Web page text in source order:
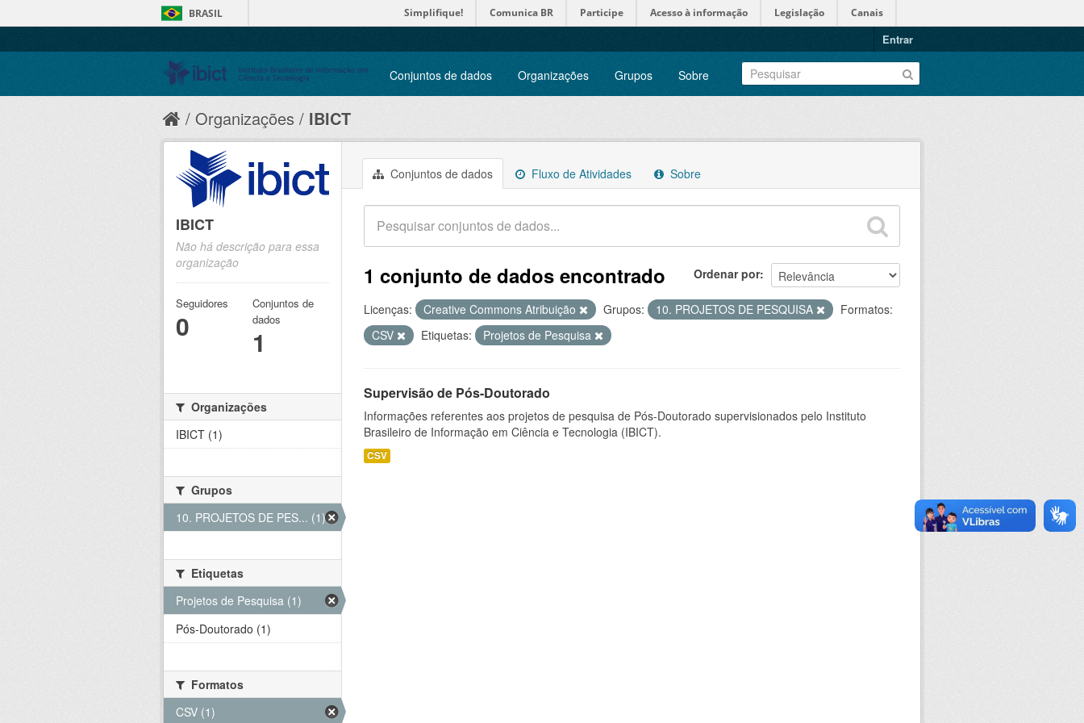
BRASIL Simplifique! Comunica BR Participe Acesso à informação Legislação Canais
Entrar
Conjuntos de dados Organizações Grupos Sobre
Organizações IBICT
Conjuntos de dados Fluxo de Atividades Sobre
Ordenar por
1 conjunto de dados encontrado
Licenças: Creative Commons Atribuição Grupos: 10. PROJETOS DE PESQUISA
Formatos:
CSV
Etiquetas: Projetos de Pesquisa
Supervisão de Pós-Doutorado
Informações referentes aos projetos de pesquisa de Pós-Doutorado supervisionados pelo Instituto
Brasileiro de Informação em Ciência e Tecnologia (IBICT).
CSV
IBICT
Não há descrição para essa
organização
Seguidores
0
Conjuntos de
dados
1
Organizações
IBICT (1)
Grupos
10. PROJETOS DE PES... (1)
Etiquetas
Projetos de Pesquisa (1)
Pós-Doutorado (1)
Formatos
CSV (1)